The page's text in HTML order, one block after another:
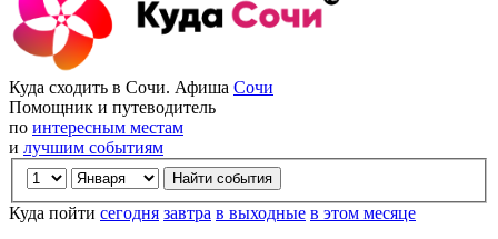
Куда сходить в Сочи. Афиша Сочи
Помощник и путеводитель
по интересным местам
и лучшим событиям
Куда пойти сегодня завтра в выходные в этом месяце